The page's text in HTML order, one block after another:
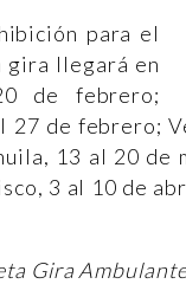
para el
llegará en
de febrero;
27 de febrero;
13 al 20 de
3 al 10 de
Gira